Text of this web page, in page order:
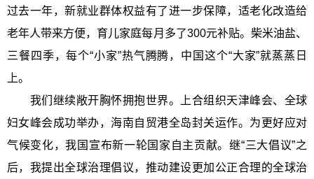
过去一年，新就业群体权益有了进一步保障，适老化改造给
老年人带来方便，育儿家庭每月多了300元补贴。柴米油盐、
三餐四季，每个“小家”热气腾腾，中国这个“大家”就蒸蒸日
上。
我们继续敞开胸怀拥抱世界。上合组织天津峰会、全球
妇女峰会成功举办，海南自贸港全岛封关运作。为更好应对
气候变化，我国宣布新一轮国家自主贡献。继“三大倡议”之
后，我提出全球治理倡议，推动建设更加公正合理的全球治